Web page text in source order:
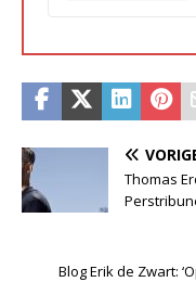
Thomas
Blog Erik de Zwart: